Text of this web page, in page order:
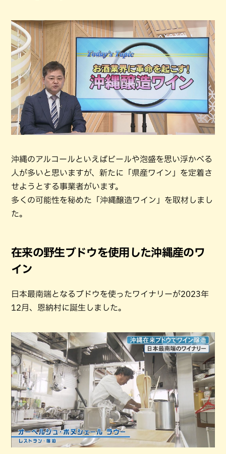
沖縄のアルコールといえばビールや泡盛を思い浮かべる
人が多いと思いますが、新たに「県産ワイン」を定着さ
せようとする事業者がいます。
多くの可能性を秘めた「沖縄醸造ワイン」を取材しまし
た。
在来の野生ブドウを使用した沖縄産のワ
イン
日本最南端となるブドウを使ったワイナリーが2023年
12月、恩納村に誕生しました。